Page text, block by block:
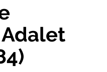
Adalet